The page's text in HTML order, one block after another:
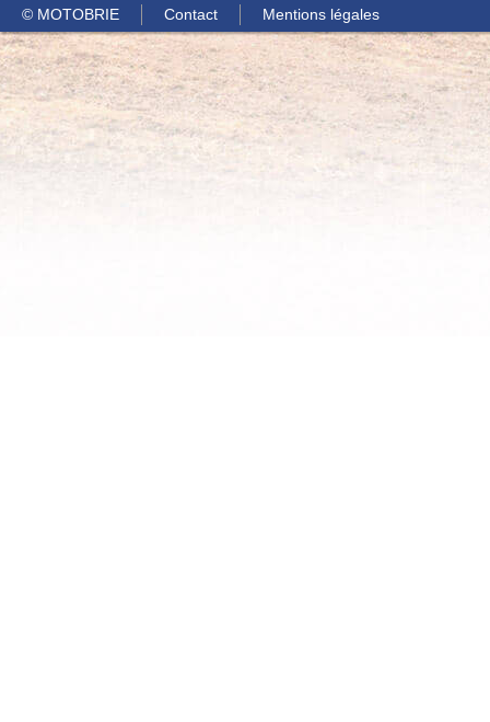
© MOTOBRIE Contact Mentions légales